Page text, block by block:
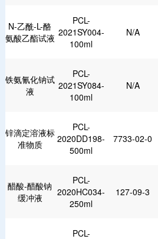
N-乙酰-L-酪
氨酸乙酯试液
PCL-
2021SY004-
100ml
N/A
铁氨氰化钠试
液
PCL-
2021SY084-
100ml
N/A
锌滴定溶液标
准物质
PCL-
2020DD198-
500ml
7733-02-0
醋酸-醋酸钠
缓冲液
PCL-
2020HC034-
250ml
127-09-3
PCL-